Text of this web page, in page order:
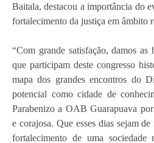
Baitala, destacou a importância do
fortalecimento da justiça em âmbito
“Com grande satisfação, damos as
que participam deste congresso
mapa dos grandes encontros do
potencial como cidade de
Parabenizo a OAB Guarapuava
e corajosa. Que esses dias sejam
fortalecimento de uma sociedade